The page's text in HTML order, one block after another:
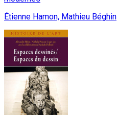
Étienne Hamon, Mathieu Béghin